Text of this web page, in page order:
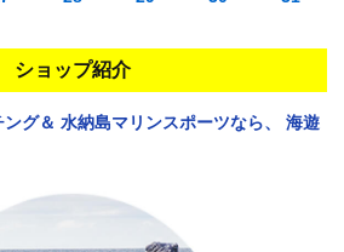
ショップ紹介
グ＆ 水納島マリンスポーツなら、
海遊